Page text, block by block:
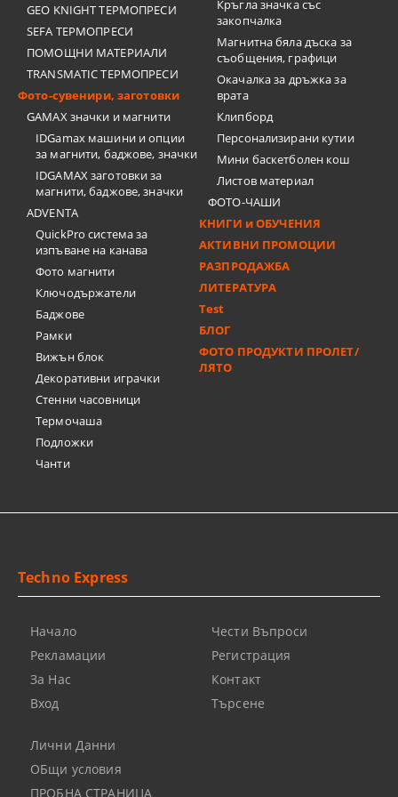
GEO KNIGHT ТЕРМОПРЕСИ
SEFA ТЕРМОПРЕСИ
ПОМОЩНИ МАТЕРИАЛИ
TRANSMATIC ТЕРМОПРЕСИ
Фото-сувенири, заготовки
GAMAX значки и магнити
IDGamax машини и опции
за магнити, баджове, значки
IDGAMAX заготовки за
магнити, баджове, значки
ADVENTA
QuickPro система за
изпъване на канава
Фото магнити
Ключодържатели
Баджове
Рамки
Вижън блок
Декоративни играчки
Стенни часовници
Термочашa
Подложки
Чанти
Кръгла значка със
закопчалка
Магнитна бяла дъска за
съобщения, графици
Окачалка за дръжка за
врата
Клипборд
Персонализирани кутии
Мини баскетболен кош
Листов материал
ФОТО-ЧАШИ
КНИГИ и ОБУЧЕНИЯ
АКТИВНИ ПРОМОЦИИ
РАЗПРОДАЖБА
ЛИТЕРАТУРА
Test
БЛОГ
ФОТО ПРОДУКТИ ПРОЛЕТ/
ЛЯТО
Techno Express
Начало
Рекламации
За Нас
Вход
Чести Въпроси
Регистрация
Контакт
Търсене
Лични Данни
ОБщи условия
ПРОБНА СТРАНИЦА